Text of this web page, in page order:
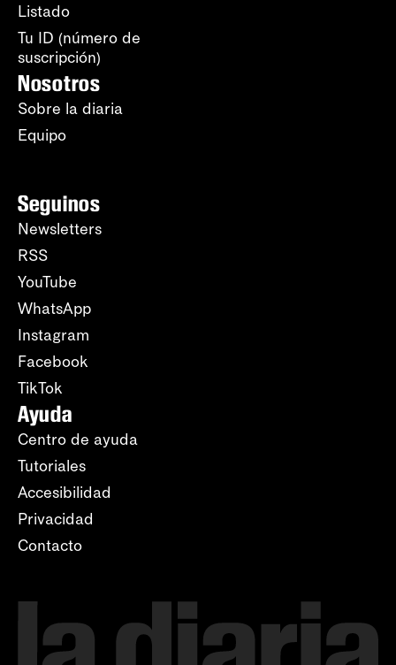
Listado
Tu ID (número de
suscripción)
Nosotros
Sobre la diaria
Equipo
Seguinos
Newsletters
RSS
YouTube
WhatsApp
Instagram
Facebook
TikTok
Ayuda
Centro de ayuda
Tutoriales
Accesibilidad
Privacidad
Contacto